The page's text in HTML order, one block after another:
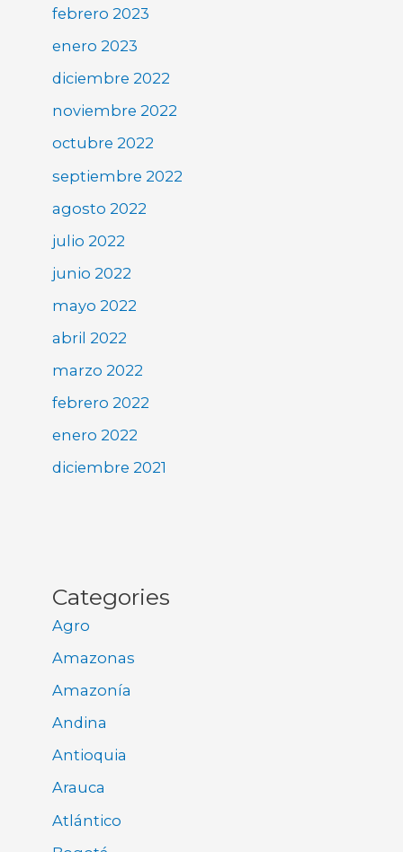
febrero 2023
enero 2023
diciembre 2022
noviembre 2022
octubre 2022
septiembre 2022
agosto 2022
julio 2022
junio 2022
mayo 2022
abril 2022
marzo 2022
febrero 2022
enero 2022
diciembre 2021
Categories
Agro
Amazonas
Amazonía
Andina
Antioquia
Arauca
Atlántico